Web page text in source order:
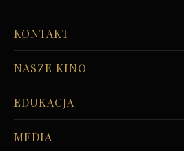
KONTAKT
NASZE KINO
EDUKACJA
MEDIA